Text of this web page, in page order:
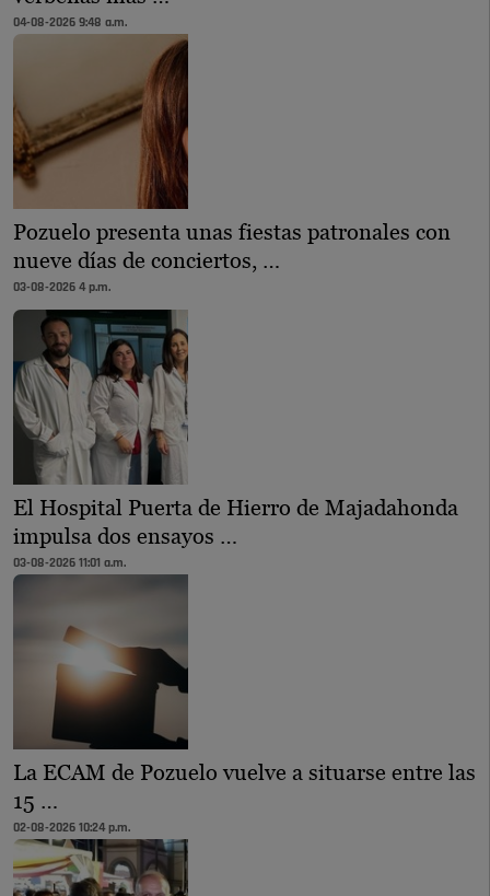
04-08-2026 9:48 a.m.
Pozuelo presenta unas fiestas patronales con
nueve días de conciertos, …
03-08-2026 4 p.m.
El Hospital Puerta de Hierro de Majadahonda
impulsa dos ensayos …
03-08-2026 11:01 a.m.
La ECAM de Pozuelo vuelve a situarse entre las
15 …
02-08-2026 10:24 p.m.